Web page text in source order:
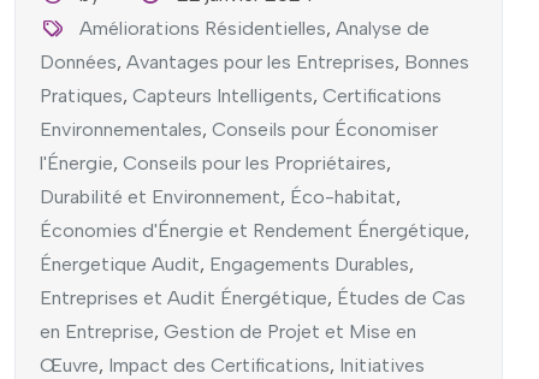
Améliorations Résidentielles,Analyse de
Données, Avantages pour les Entreprises, Bonnes
Pratiques, Capteurs Intelligents, Certifications
Environnementales, Conseils pour Économiser
l'Énergie, Conseils pour les Propriétaires,
Durabilité et Environnement, Éco-habitat,
Économies d'Énergie et Rendement Énergétique,
Énergetique Audit, Engagements Durables,
Entreprises et Audit Énergétique, Études de Cas
en Entreprise, Gestion de Projet et Mise en
Œuvre, Impact des Certifications, Initiatives